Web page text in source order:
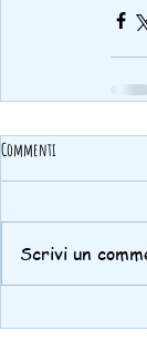
Commenti
Scrivi un